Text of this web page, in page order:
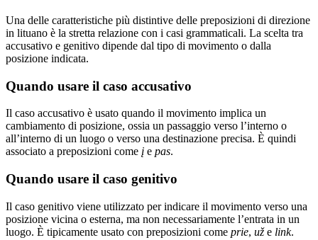
Una delle caratteristiche più distintive delle preposizioni di direzione
in lituano è la stretta relazione con i casi grammaticali. La scelta tra
accusativo e genitivo dipende dal tipo di movimento o dalla
posizione indicata.
Quando usare il caso accusativo
Il caso accusativo è usato quando il movimento implica un
cambiamento di posizione, ossia un passaggio verso l’interno o
all’interno di un luogo o verso una destinazione precisa. È quindi
associato a preposizioni come į e pas.
Quando usare il caso genitivo
Il caso genitivo viene utilizzato per indicare il movimento verso una
posizione vicina o esterna, ma non necessariamente l’entrata in un
luogo. È tipicamente usato con preposizioni come prie, uže link.